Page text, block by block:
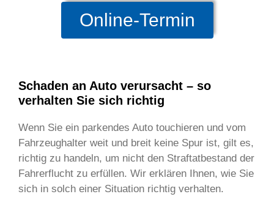
Online-Termin
Schaden an Auto verursacht – so
verhalten Sie sich richtig
Wenn Sie ein parkendes Auto touchieren und vom
Fahrzeughalter weit und breit keine Spur ist, gilt es,
richtig zu handeln, um nicht den Straftatbestand der
Fahrerflucht zu erfüllen. Wir erklären Ihnen, wie Sie
sich in solch einer Situation richtig verhalten.